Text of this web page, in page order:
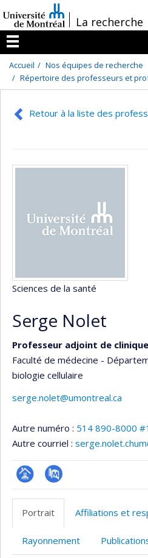
au
contenu
/La recherche
Menu
Accueil
Nos équipes de recherche
Répertoire des professeurs et
Retour à la liste des
Sciences de la santé
Serge Nolet
Professeur adjoint de clinique
Faculté de médecine -
biologie cellulaire
serge.nolet@umontreal.ca
Autre numéro : 514 890-8000
Autre courriel :
Page PubMed
Portrait
Affiliations et
Rayonnement